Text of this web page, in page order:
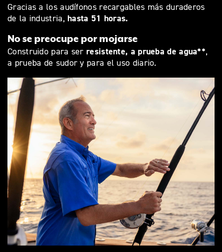
Gracias a los audífonos recargables más duraderos
de la industria, hasta 51 horas.
No se preocupe por mojarse
Construido para ser resistente, a prueba de agua**,
a prueba de sudor y para el uso diario.